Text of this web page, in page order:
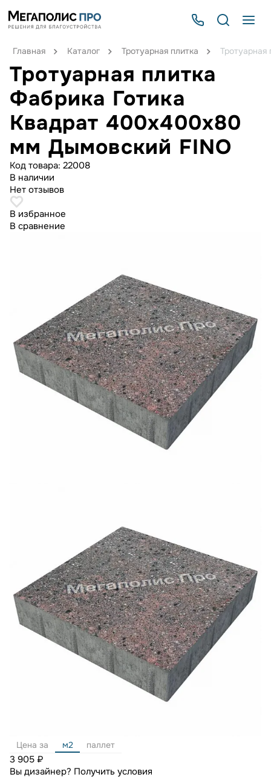
Главная Каталог Тротуарная плитка
Тротуарная плитка
Фабрика Готика
Квадрат 400х400х80
мм Дымовский FINO
Код товара: 22008
В наличии
Нет отзывов
В избранное
В сравнение
Цена за м2 паллет
3 905 ₽
Вы дизайнер? Получить условия